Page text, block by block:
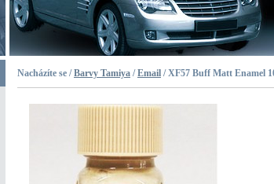
Nacházíte se /Barvy Tamiya /Email / XF57 Buff Matt Enamel